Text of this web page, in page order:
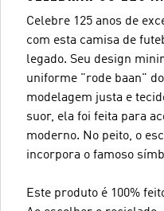
Celebre 125 anos de
com esta camisa de
legado. Seu design
uniforme "rode baan"
modelagem justa e
suor, ela foi feita para
moderno. No peito, o
incorpora o famoso
Este produto é 100%